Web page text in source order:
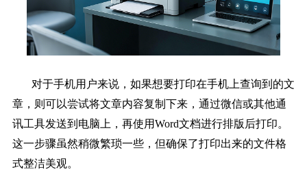
对于手机用户来说，如果想要打印在手机上查询到的文
章，则可以尝试将文章内容复制下来，通过微信或其他通
讯工具发送到电脑上，再使用Word文档进行排版后打印。
这一步骤虽然稍微繁琐一些，但确保了打印出来的文件格
式整洁美观。